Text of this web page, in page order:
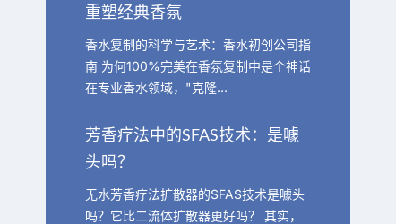
重塑经典香氛
香水复制的科学与艺术：香水初创公司指
南 为何100%完美在香氛复制中是个神话
在专业香水领域，"克隆…
芳香疗法中的SFAS技术：是噱
头吗？
无水芳香疗法扩散器的SFAS技术是噱头
吗？它比二流体扩散器更好吗？ 其实，